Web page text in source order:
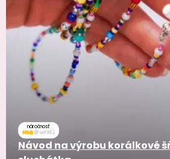
náročnosť
Návod na výrobu korálkové